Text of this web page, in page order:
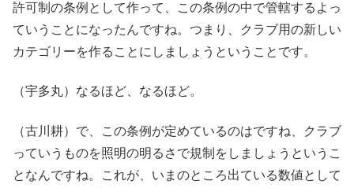
許可制の条例として作って、この条例の中で管轄するよっ
ていうことになったんですね。つまり、クラブ用の新しい
カテゴリーを作ることにしましょうということです。
（宇多丸）なるほど、なるほど。
（古川耕）で、この条例が定めているのはですね、クラブ
っていうものを照明の明るさで規制をしましょうというこ
となんですね。これが、いまのところ出ている数値として